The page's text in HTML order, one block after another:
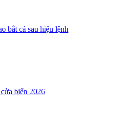
bắt cá sau hiệu lệnh
biển 2026